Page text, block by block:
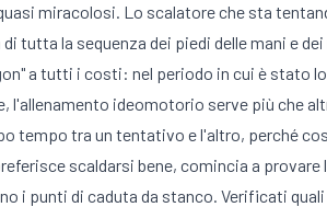
miracolosi. Lo scalatore che sta
tutta la sequenza dei piedi delle mani e
a tutti i costi: nel periodo in cui è
l'allenamento ideomotorio serve più che
tempo tra un tentativo e l'altro, perché
scaldarsi bene, comincia a
i punti di caduta da stanco. Verificati